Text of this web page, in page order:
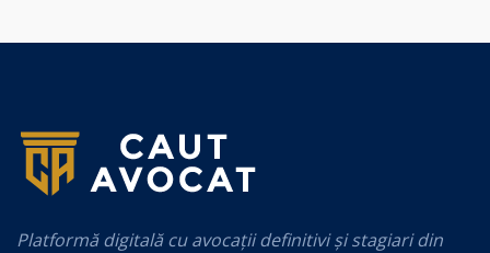
Platformă digitală cu avocații definitivi și stagiari din